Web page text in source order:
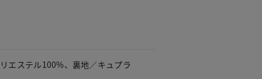
エステル100%、裏地／キュプラ